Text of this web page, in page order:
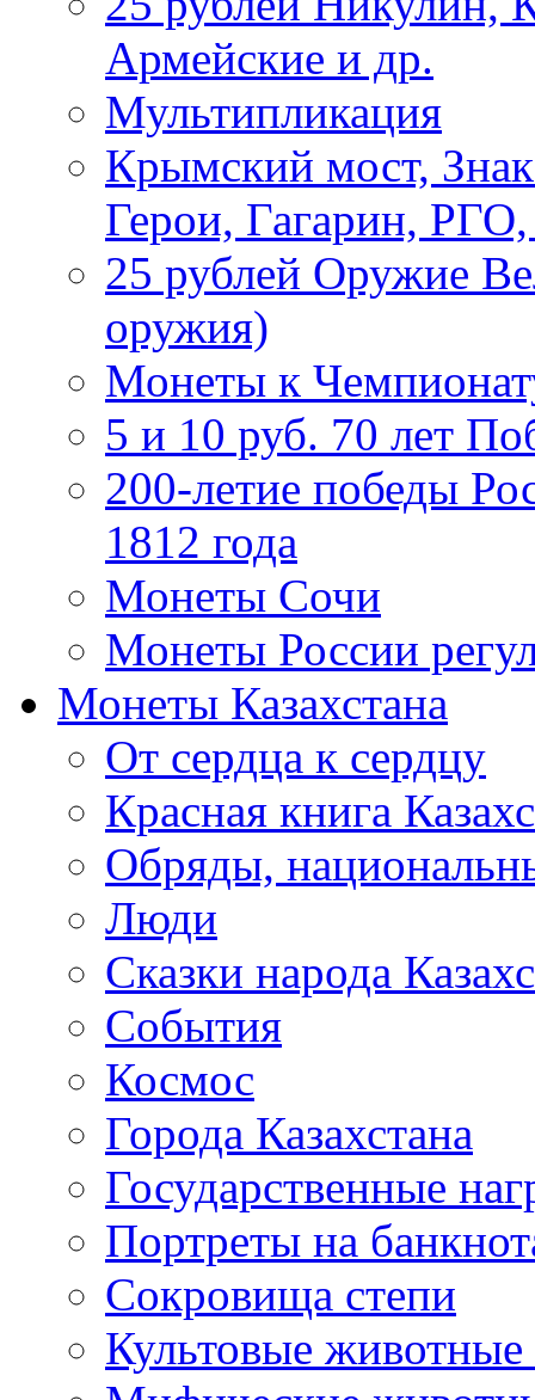
Армейские и др.
Мультипликация
Крымский мост,
Герои, Гагарин,
25 рублей Оружие
оружия)
Монеты к
5 и 10 руб. 70 лет
200-летие победы
1812 года
Монеты Сочи
Монеты России
Монеты Казахстана
От сердца к сердцу
Красная книга
Обряды,
Люди
Сказки народа
События
Космос
Города Казахстана
Государственные
Портреты на
Сокровища степи
Культовые